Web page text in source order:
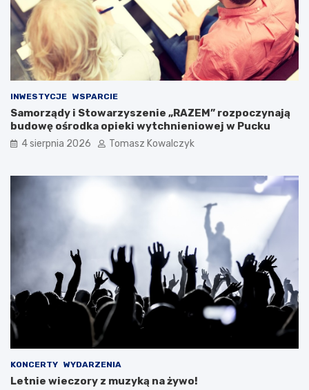
INWESTYCJE WSPARCIE
Samorządy i Stowarzyszenie „RAZEM” rozpoczynają
budowę ośrodka opieki wytchnieniowej w Pucku
4 sierpnia 2026 Tomasz Kowalczyk
KONCERTY WYDARZENIA
Letnie wieczory z muzyką na żywo!